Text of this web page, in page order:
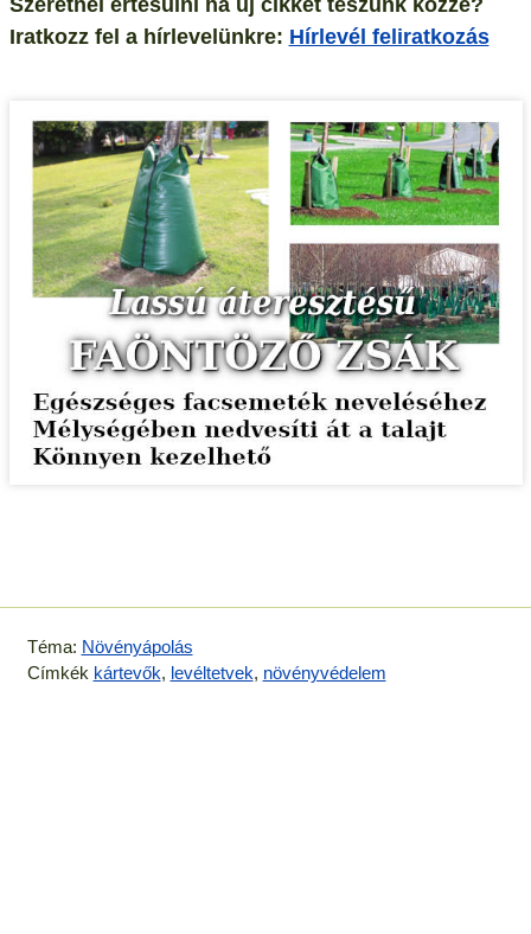
Iratkozz fel a hírlevelünkre: Hírlevél feliratkozás
Téma: Növényápolás
Címkék kártevők, levéltetvek, növényvédelem